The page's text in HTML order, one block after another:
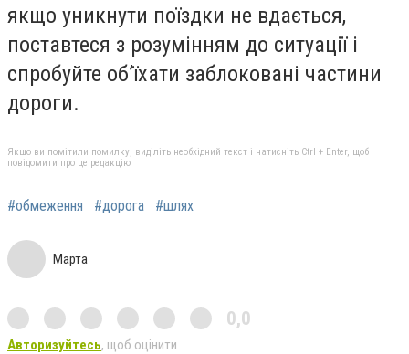
якщо уникнути поїздки не вдається,
поставтеся з розумінням до ситуації і
спробуйте об’їхати заблоковані частини
дороги.
Якщо ви помітили помилку, виділіть необхідний текст і натисніть Ctrl + Enter, щоб
повідомити про це редакцію
#обмеження #дорога #шлях
Марта
0,0
Авторизуйтесь, щоб оцінити